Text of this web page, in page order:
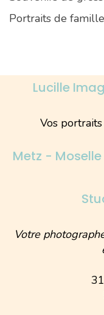
Portraits de
Lucille
Vos
Metz -
Votre